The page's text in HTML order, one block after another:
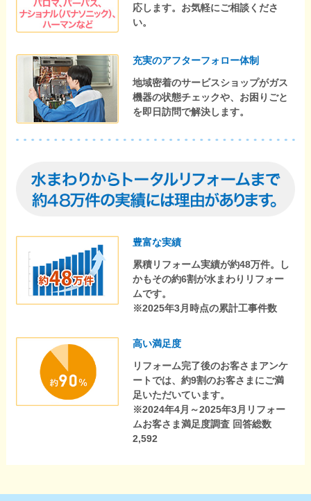
応します。お気軽にご相談くださ
い。
充実のアフターフォロー体制
地域密着のサービスショップがガス
機器の状態チェックや、お困りごと
を即日訪問で解決します。
豊富な実績
累積リフォーム実績が約48万件。し
かもその約6割が水まわりリフォー
ムです。
※2025年3月時点の累計工事件数
高い満足度
リフォーム完了後のお客さまアンケ
ートでは、約9割のお客さまにご満
足いただいています。
※2024年4月～2025年3月リフォー
ムお客さま満足度調査 回答総数
2,592